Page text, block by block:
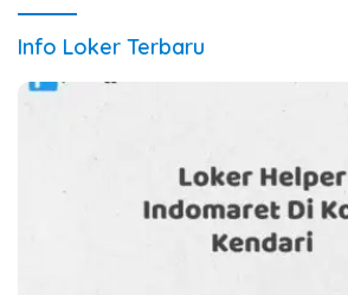
Info Loker Terbaru